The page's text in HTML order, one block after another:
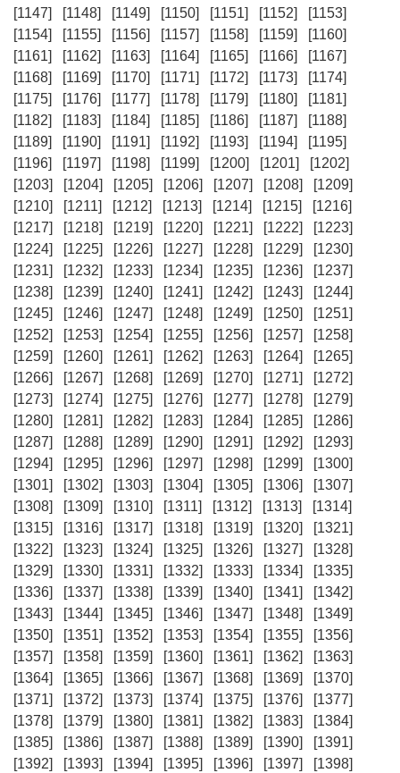
[1147]
[1148] [1149] [1150] [1151] [1152]
[1153]
[1154]
[1155] [1156] [1157] [1158] [1159]
[1160]
[1161]
[1162] [1163] [1164] [1165] [1166]
[1167]
[1168]
[1169] [1170] [1171] [1172] [1173]
[1174]
[1175]
[1176] [1177] [1178] [1179] [1180]
[1181]
[1182]
[1183] [1184] [1185] [1186] [1187]
[1188]
[1189]
[1190] [1191] [1192] [1193] [1194]
[1195]
[1196]
[1197] [1198] [1199] [1200] [1201]
[1202]
[1203]
[1204] [1205] [1206] [1207] [1208]
[1209]
[1210]
[1211] [1212] [1213] [1214] [1215]
[1216]
[1217]
[1218] [1219] [1220] [1221] [1222]
[1223]
[1224]
[1225] [1226] [1227] [1228] [1229]
[1230]
[1231]
[1232] [1233] [1234] [1235] [1236]
[1237]
[1238]
[1239] [1240] [1241] [1242] [1243]
[1244]
[1245]
[1246] [1247] [1248] [1249] [1250]
[1251]
[1252]
[1253] [1254] [1255] [1256] [1257]
[1258]
[1259]
[1260] [1261] [1262] [1263] [1264]
[1265]
[1266]
[1267] [1268] [1269] [1270] [1271]
[1272]
[1273]
[1274] [1275] [1276] [1277] [1278]
[1279]
[1280]
[1281] [1282] [1283] [1284] [1285]
[1286]
[1287]
[1288] [1289] [1290] [1291] [1292]
[1293]
[1294]
[1295] [1296] [1297] [1298] [1299]
[1300]
[1301]
[1302] [1303] [1304] [1305] [1306]
[1307]
[1308]
[1309] [1310] [1311] [1312] [1313]
[1314]
[1315]
[1316] [1317] [1318] [1319] [1320]
[1321]
[1322]
[1323] [1324] [1325] [1326] [1327]
[1328]
[1329]
[1330] [1331] [1332] [1333] [1334]
[1335]
[1336]
[1337] [1338] [1339] [1340] [1341]
[1342]
[1343]
[1344] [1345] [1346] [1347] [1348]
[1349]
[1350]
[1351] [1352] [1353] [1354] [1355]
[1356]
[1357]
[1358] [1359] [1360] [1361] [1362]
[1363]
[1364]
[1365] [1366] [1367] [1368] [1369]
[1370]
[1371]
[1372] [1373] [1374] [1375] [1376]
[1377]
[1378]
[1379] [1380] [1381] [1382] [1383]
[1384]
[1385]
[1386] [1387] [1388] [1389] [1390]
[1391]
[1392]
[1393] [1394] [1395] [1396] [1397]
[1398]